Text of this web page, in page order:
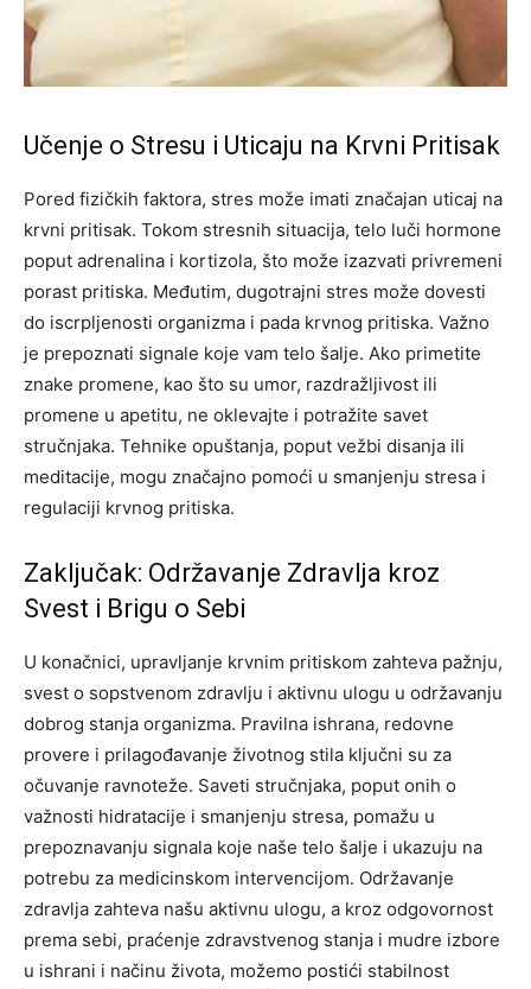
Učenje o Stresu i Uticaju na Krvni Pritisak
Pored fizičkih faktora, stres može imati značajan uticaj na
krvni pritisak. Tokom stresnih situacija, telo luči hormone
poput adrenalina i kortizola, što može izazvati privremeni
porast pritiska. Međutim, dugotrajni stres može dovesti
do iscrpljenosti organizma i pada krvnog pritiska. Važno
je prepoznati signale koje vam telo šalje. Ako primetite
znake promene, kao što su umor, razdražljivost ili
promene u apetitu, ne oklevajte i potražite savet
stručnjaka. Tehnike opuštanja, poput vežbi disanja ili
meditacije, mogu značajno pomoći u smanjenju stresa i
regulaciji krvnog pritiska.
Zaključak: Održavanje Zdravlja kroz
Svest i Brigu o Sebi
U konačnici, upravljanje krvnim pritiskom zahteva pažnju,
svest o sopstvenom zdravlju i aktivnu ulogu u održavanju
dobrog stanja organizma. Pravilna ishrana, redovne
provere i prilagođavanje životnog stila ključni su za
očuvanje ravnoteže. Saveti stručnjaka, poput onih o
važnosti hidratacije i smanjenju stresa, pomažu u
prepoznavanju signala koje naše telo šalje i ukazuju na
potrebu za medicinskom intervencijom. Održavanje
zdravlja zahteva našu aktivnu ulogu, a kroz odgovornost
prema sebi, praćenje zdravstvenog stanja i mudre izbore
u ishrani i načinu života, možemo postići stabilnost